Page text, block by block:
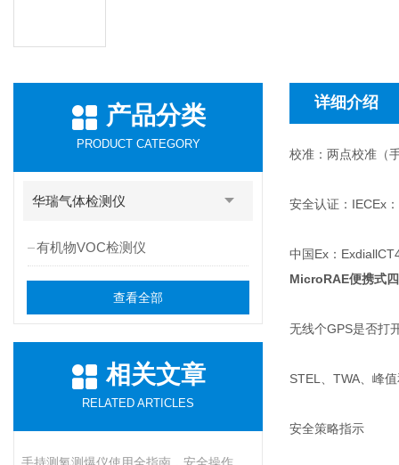
产品分类
PRODUCT CATEGORY
华瑞气体检测仪
有机物VOC检测仪
查看全部
相关文章
RELATED ARTICLES
详细介绍
校准：两点校准（
安全认证：IECEx
中国Ex：
MicroRAE便携式
无线个GPS是否打
STEL、TWA、峰
安全策略指示